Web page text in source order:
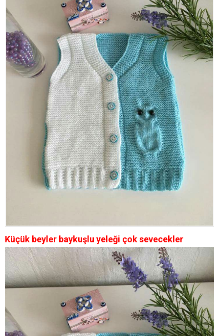
Küçük beyler baykuşlu yeleği çok sevecekler